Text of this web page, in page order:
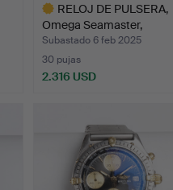
RELOJ DE PULSERA,
Omega Seamaster,
cronógr…
Subastado 6 feb 2025
30 pujas
2.316 USD